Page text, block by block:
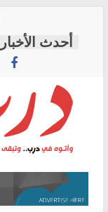
content
درب
وأتوه
درب..